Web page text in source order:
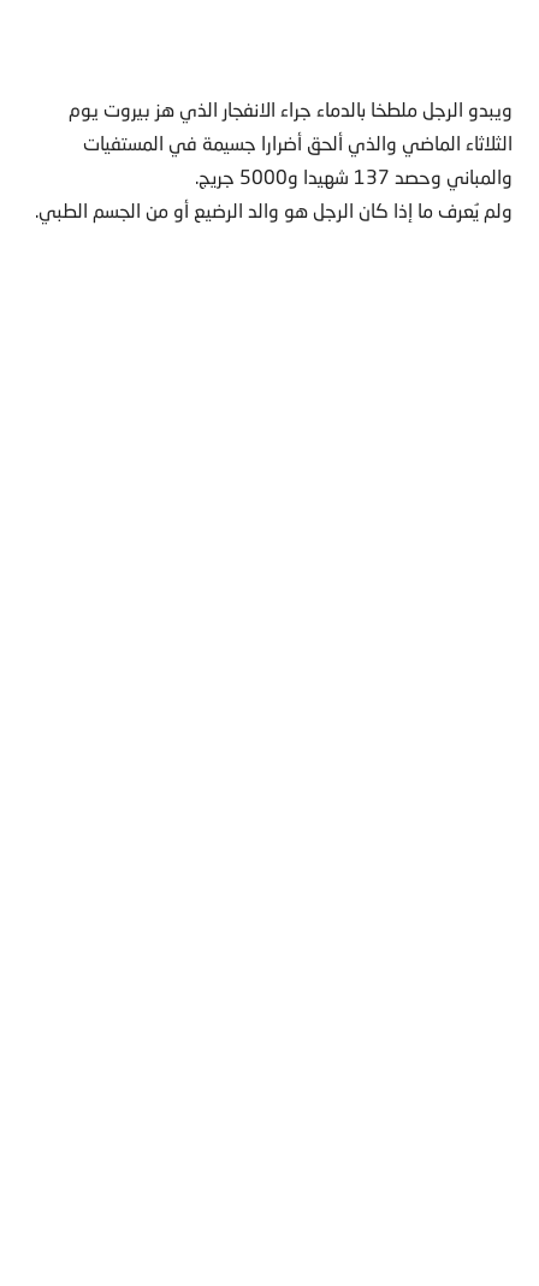
ويبدو الرجل ملطخا بالدماء جراء الانفجار الذي هز بيروت يوم
الثلاثاء الماضي والذي ألحق أضرارا جسيمة في المستفيات
والمباني وحصد 137 شهيدا و5000 جريج.
ولم يُعرف ما إذا كان الرجل هو والد الرضيع أو من الجسم الطبي.